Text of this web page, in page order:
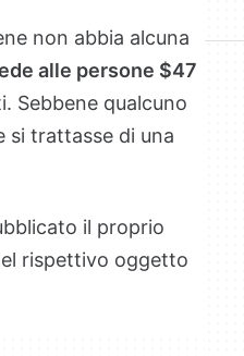
non abbia alcuna
alle persone $47
Sebbene qualcuno
si trattasse di una
il proprio
rispettivo oggetto